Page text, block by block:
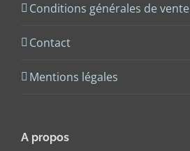
Conditions générales de vente
Contact
Mentions légales
A propos